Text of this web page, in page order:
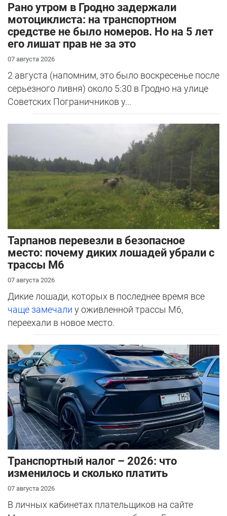
Рано утром в Гродно задержали
мотоциклиста: на транспортном
средстве не было номеров. Но на 5 лет
его лишат прав не за это
07 августа 2026
2 августа (напомним, это было воскресенье после
серьезного ливня) около 5:30 в Гродно на улице
Советских Пограничников у...
Тарпанов перевезли в безопасное
место: почему диких лошадей убрали с
трассы М6
07 августа 2026
Дикие лошади, которых в последнее время все
чаще замечали у оживленной трассы М6,
переехали в новое место.
Транспортный налог – 2026: что
изменилось и сколько платить
07 августа 2026
В личных кабинетах плательщиков на сайте